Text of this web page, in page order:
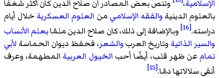
الإسلامية،
وتنص بعض المصادر أن صلاح الدين كان أكثر شغفًا
بالعلوم الدينية والفقه الإسلاميمن العلوم العسكرية خلال أيام
دراسته.[16] وبالإضافة إلى ذلك، كان صلاح الدين ملمًابعلم الأنساب
والسير الذاتية وتاريخ العربوالشعر، فحفظ ديوان الحماسة لأبي
تمامعن ظهر قلب، أيضًا أحب الخيول العربية المطهمة، وعرف
أنقى سلالاتها دمًا.[15]